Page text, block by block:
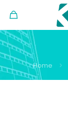
Home